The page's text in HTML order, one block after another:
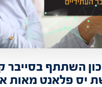
השתתף בסייבר
יס פלאנט מאות